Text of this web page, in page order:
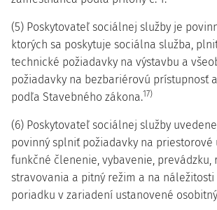
(5) Poskytovateľ sociálnej služby je
ktorých sa poskytuje sociálna služba,
technické požiadavky na výstavbu a
požiadavky na bezbariérovú prístupnosť
podľa Stavebného zákona.17)
(6) Poskytovateľ sociálnej služby
povinný splniť požiadavky na priestorové
funkčné členenie, vybavenie, prevádzku,
stravovania a pitný režim a na
poriadku v zariadení ustanovené